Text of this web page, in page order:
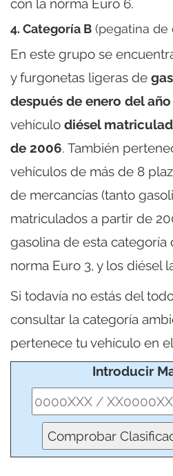
con la norma Euro 6.
4. Categoría B (pegatina de
En este grupo se
y furgonetas ligeras de
después de enero del
vehículo diésel
de 2006. También
vehículos de más de 8
de mercancías (tanto
matriculados a partir de
gasolina de esta
norma Euro 3, y los diésel
Si todavía no estás del
consultar la categoría
pertenece tu vehículo en
Introducir